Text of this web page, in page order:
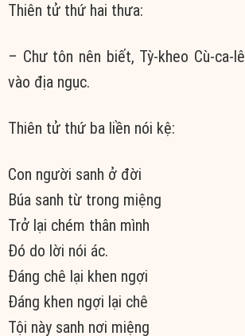
Thiên tử thứ hai thưa:
– Chư tôn nên biết, Tỳ-kheo Cù-ca-lê
vào địa ngục.
Thiên tử thứ ba liền nói kệ:
Con người sanh ở đời
Búa sanh từ trong miệng
Trở lại chém thân mình
Đó do lời nói ác.
Đáng chê lại khen ngợi
Đáng khen ngợi lại chê
Tội này sanh nơi miệng